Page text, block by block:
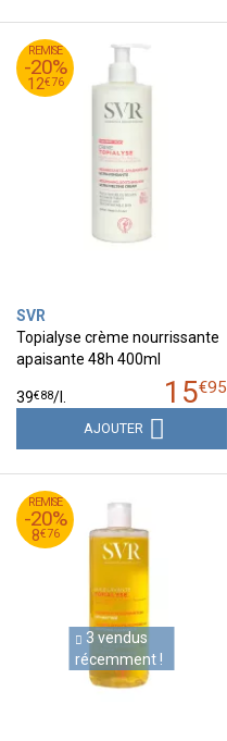
REMISE
-20%
12€76
15
€
95
12
€
76
SVR
Topialyse crème nourrissante
apaisante 48h 400ml
15€95
39€88/
AJOUTER
REMISE
-20%
8€76
10
€
95
8
€
76
3 vendus
récemment !